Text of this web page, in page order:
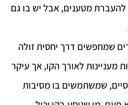
מטענים, אבל יש בו גם
שמחפשים דרך יחסית זולה
מעניינות לאורך הקו, אך עיקר
שמשתמשים בו מסיבות